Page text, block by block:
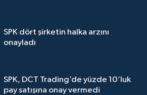
SPK dört şirketin halka arzını
onayladı
SPK, DCT Trading’de yüzde 10’luk
pay satışına onay vermedi